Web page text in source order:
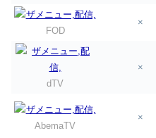
FOD
×
dTV
×
AbemaTV
×